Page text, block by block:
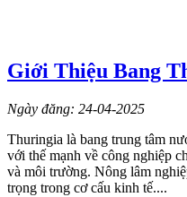
Giới Thiệu Bang
Ngày đăng: 24-04-2025
Thuringia là bang trung tâm
với thế mạnh về công nghiệp
và môi trường. Nông lâm
trọng trong cơ cấu kinh tế....